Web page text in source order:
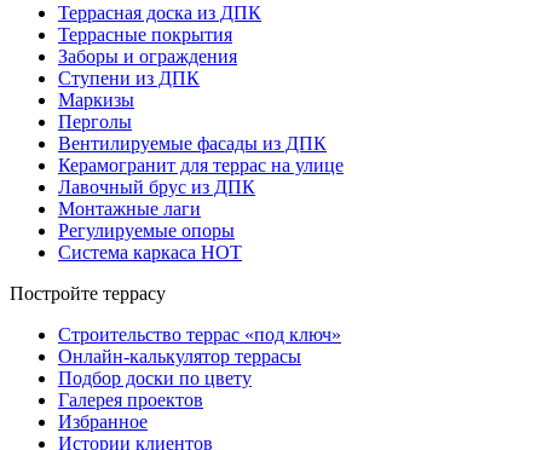
Террасная доска из ДПК
Террасные покрытия
Заборы и ограждения
Ступени из ДПК
Маркизы
Перголы
Вентилируемые фасады из ДПК
Керамогранит для террас на улице
Лавочный брус из ДПК
Монтажные лаги
Регулируемые опоры
Система каркаса НОТ
Постройте террасу
Строительство террас «под ключ»
Онлайн-калькулятор террасы
Подбор доски по цвету
Галерея проектов
Избранное
Истории клиентов